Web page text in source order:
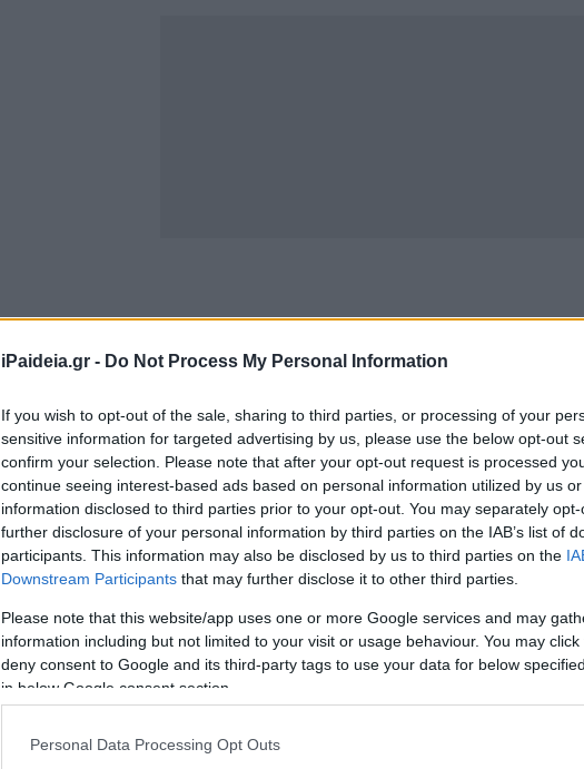
iPaideia.gr - Do Not Process My Personal Information
If you wish to opt-out of the sale, sharing to third parties, or processing of your
sensitive information for targeted advertising by us, please use the below opt-out
confirm your selection. Please note that after your opt-out request is processed
continue seeing interest-based ads based on personal information utilized by us
information disclosed to third parties prior to your opt-out. You may separately
further disclosure of your personal information by third parties on the IAB’s list of
participants. This information may also be disclosed by us to third parties on the
Downstream Participants that may further disclose it to other third parties.
Please note that this website/app uses one or more Google services and may
information including but not limited to your visit or usage behaviour. You may
deny consent to Google and its third-party tags to use your data for below
in below Google consent section.
Personal Data Processing Opt Outs
Σύμφωνα με τον Ελεύθερο Τύπο ανοίγει ο δρόμος για να
ασφαλισμένοι με εξαγοράπλασματικού χρόνου
για να
Παράλληλα επισημαίνεται πως τα ποσά της επικουρικής
ευρώ με 125 ευρώ σε μηνιαία βάση.
Για την επικουρική σύνταξη αυτό που μελετάται είναι να
αναγνώριση του χρόνου που τους υπολείπεται για να
προϋπόθεση για να θεμελιώσουν συνταξιοδοτικό
πληρώσει στην επικουρική ασφάλιση.
Δείτε επίσης Συντάξεις: 13η σύνταξη έως 800 ευρώ; Τα